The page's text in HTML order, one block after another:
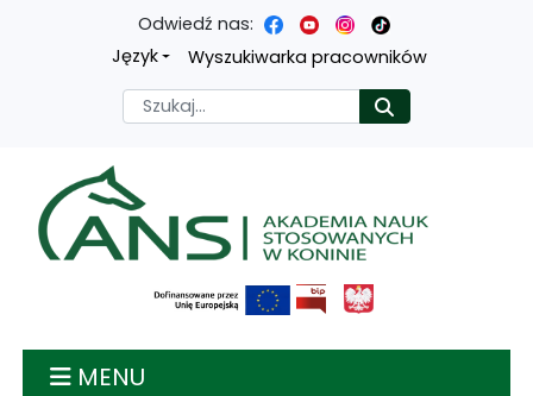
Przejdź
treści
głównej
Przejdź
menu
nawigacyjnego
Przejdź
wyszukiwarki
Przejdź
mapy
strony
Odwiedź nas:
Język
Wyszukiwarka pracowników
Szukaj
Akademia nauk
MENU